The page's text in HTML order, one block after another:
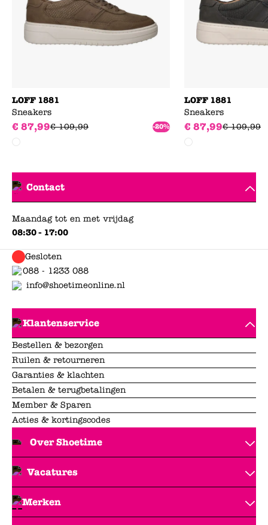
LOFF 1881
Sneakers
€ 87,99€ 109,99 -20%
LOFF 1881
Sneakers
€ 87,99€ 109,99
Contact
Maandag tot en met vrijdag
08:30 - 17:00
Gesloten
088 - 1233 088
info@shoetimeonline.nl
Klantenservice
Bestellen & bezorgen
Ruilen & retourneren
Garanties & klachten
Betalen & terugbetalingen
Member & Sparen
Acties & kortingscodes
Over Shoetime
Vacatures
Merken